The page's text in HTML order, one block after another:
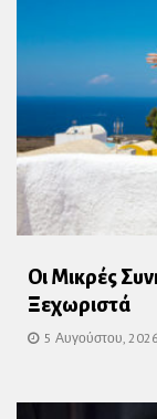
Οι Μικρές
Ξεχωριστά
5 Αυγούστου, 2026